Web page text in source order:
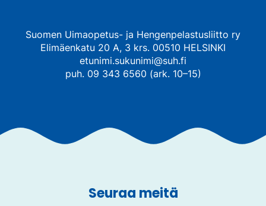
Suomen Uimaopetus- ja Hengenpelastusliitto ry
Elimäenkatu 20 A, 3 krs. 00510 HELSINKI
etunimi.sukunimi@suh.fi
puh. 09 343 6560 (ark. 10–15)
Seuraa meitä